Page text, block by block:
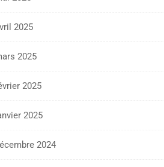
2025
2025
2025
2025
2024